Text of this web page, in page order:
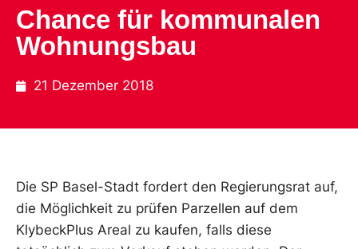
Chance für kommunalen
Wohnungsbau
21 Dezember 2018
Die SP Basel-Stadt fordert den Regierungsrat auf,
die Möglichkeit zu prüfen Parzellen auf dem
KlybeckPlus Areal zu kaufen, falls diese